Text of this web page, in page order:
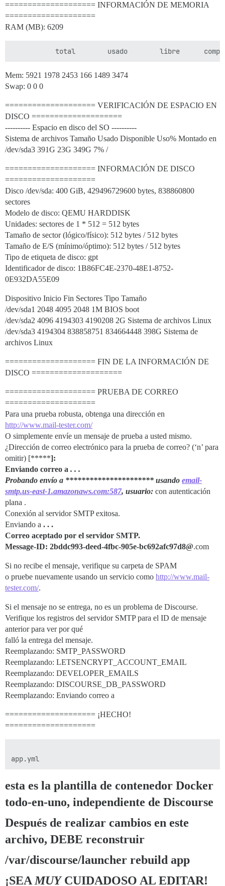
==================== INFORMACIÓN DE MEMORIA
====================
RAM (MB): 6209
Mem: 5921 1978 2453 166 1489 3474
Swap: 0 0 0
==================== VERIFICACIÓN DE ESPACIO EN
DISCO ====================
---------- Espacio en disco del SO ----------
Sistema de archivos Tamaño Usado Disponible Uso% Montado en
/dev/sda3 391G 23G 349G 7% /
==================== INFORMACIÓN DE DISCO
====================
Disco /dev/sda: 400 GiB, 429496729600 bytes, 838860800
sectores
Modelo de disco: QEMU HARDDISK
Unidades: sectores de 1 * 512 = 512 bytes
Tamaño de sector (lógico/físico): 512 bytes / 512 bytes
Tamaño de E/S (mínimo/óptimo): 512 bytes / 512 bytes
Tipo de etiqueta de disco: gpt
Identificador de disco: 1B86FC4E-2370-48E1-8752-
0E932DA55E09
Dispositivo Inicio Fin Sectores Tipo Tamaño
/dev/sda1 2048 4095 2048 1M BIOS boot
/dev/sda2 4096 4194303 4190208 2G Sistema de archivos Linux
/dev/sda3 4194304 838858751 834664448 398G Sistema de
archivos Linux
==================== FIN DE LA INFORMACIÓN DE
DISCO ====================
==================== PRUEBA DE CORREO
====================
Para una prueba robusta, obtenga una dirección en
http://www.mail-tester.com/
O simplemente envíe un mensaje de prueba a usted mismo.
¿Dirección de correo electrónico para la prueba de correo? (‘n’ para
omitir) [*****]:
Enviando correo a . . .
Probando envío a ********************** usando email-
smtp.us-east-1.amazonaws.com:587, usuario: con autenticación
plana .
Conexión al servidor SMTP exitosa.
Enviando a . . .
Correo aceptado por el servidor SMTP.
Message-ID: 2bddc993-deed-4fbc-905e-bc692afc97d8@.com
Si no recibe el mensaje, verifique su carpeta de SPAM
o pruebe nuevamente usando un servicio como http://www.mail-
tester.com/.
Si el mensaje no se entrega, no es un problema de Discourse.
Verifique los registros del servidor SMTP para el ID de mensaje
anterior para ver por qué
falló la entrega del mensaje.
Reemplazando: SMTP_PASSWORD
Reemplazando: LETSENCRYPT_ACCOUNT_EMAIL
Reemplazando: DEVELOPER_EMAILS
Reemplazando: DISCOURSE_DB_PASSWORD
Reemplazando: Enviando correo a
==================== ¡HECHO!
====================
esta es la plantilla de contenedor Docker
todo-en-uno, independiente de Discourse
Después de realizar cambios en este
archivo, DEBE reconstruir
/var/discourse/launcher rebuild app
¡SEAMUYCUIDADOSO AL EDITAR!